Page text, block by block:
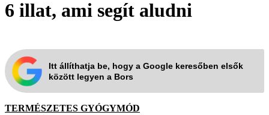
6 illat, ami segít aludni
Itt állíthatja be, hogy a Google keresőben elsők
között legyen a Bors
TERMÉSZETES GYÓGYMÓD